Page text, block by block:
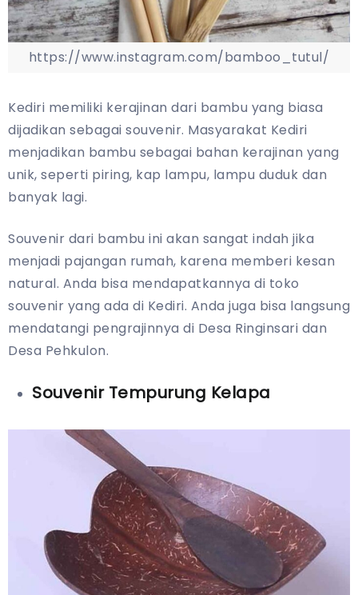
https://www.instagram.com/bamboo_tutul/
Kediri memiliki kerajinan dari bambu yang biasa
dijadikan sebagai souvenir. Masyarakat Kediri
menjadikan bambu sebagai bahan kerajinan yang
unik, seperti piring, kap lampu, lampu duduk dan
banyak lagi.
Souvenir dari bambu ini akan sangat indah jika
menjadi pajangan rumah, karena memberi kesan
natural. Anda bisa mendapatkannya di toko
souvenir yang ada di Kediri. Anda juga bisa langsung
mendatangi pengrajinnya di Desa Ringinsari dan
Desa Pehkulon.
Souvenir Tempurung Kelapa